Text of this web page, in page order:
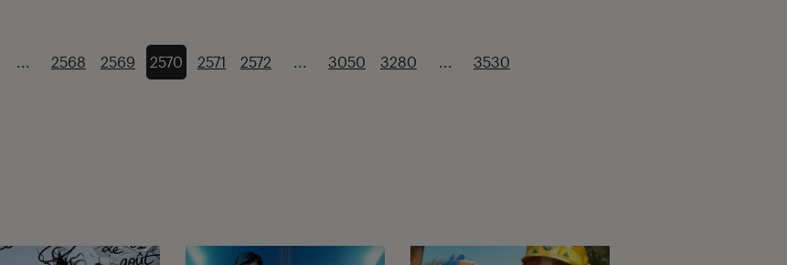
... 2568 2569 2570 2571 2572 ... 3050 3280 ... 3530